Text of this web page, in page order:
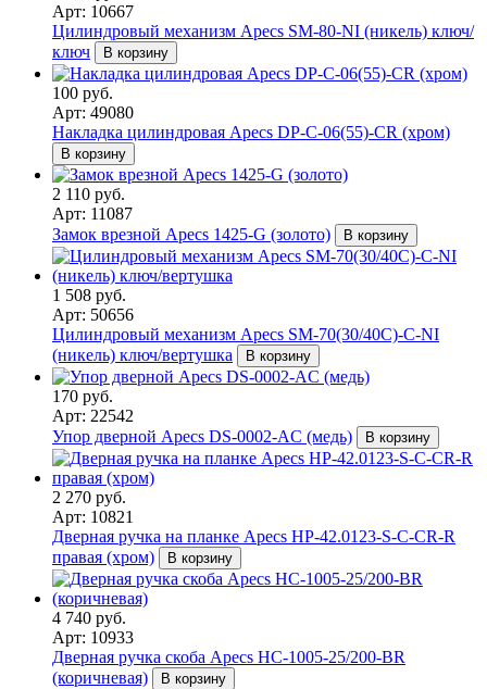
Арт: 10667
Цилиндровый механизм Apecs SM-80-NI (никель) ключ/
ключ
В корзину
100 руб.
Арт: 49080
Накладка цилиндровая Apecs DP-C-06(55)-CR (хром)
В корзину
2 110 руб.
Арт: 11087
Замок врезной Apecs 1425-G (золото)
В корзину
1 508 руб.
Арт: 50656
Цилиндровый механизм Apecs SM-70(30/40C)-C-NI
(никель) ключ/вертушка
В корзину
170 руб.
Арт: 22542
Упор дверной Apecs DS-0002-AC (медь)
В корзину
2 270 руб.
Арт: 10821
Дверная ручка на планке Apecs HP-42.0123-S-C-CR-R
правая (хром)
В корзину
4 740 руб.
Арт: 10933
Дверная ручка скоба Apecs HC-1005-25/200-BR
(коричневая)
В корзину